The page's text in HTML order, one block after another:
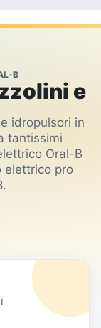
B
e
idropulsori in
tantissimi
Oral-B
elettrico pro